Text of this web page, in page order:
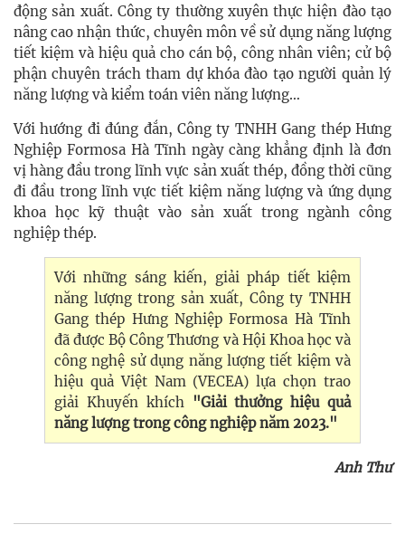
động sản xuất. Công ty thường xuyên thực hiện đào tạo
nâng cao nhận thức, chuyên môn về sử dụng năng lượng
tiết kiệm và hiệu quả cho cán bộ, công nhân viên; cử bộ
phận chuyên trách tham dự khóa đào tạo người quản lý
năng lượng và kiểm toán viên năng lượng…
Với hướng đi đúng đắn, Công ty TNHH Gang thép Hưng
Nghiệp Formosa Hà Tĩnh ngày càng khẳng định là đơn
vị hàng đầu trong lĩnh vực sản xuất thép, đồng thời cũng
đi đầu trong lĩnh vực tiết kiệm năng lượng và ứng dụng
khoa học kỹ thuật vào sản xuất trong ngành công
nghiệp thép.
Với những sáng kiến, giải pháp tiết kiệm
năng lượng trong sản xuất, Công ty TNHH
Gang thép Hưng Nghiệp Formosa Hà Tĩnh
đã được Bộ Công Thương và Hội Khoa học và
công nghệ sử dụng năng lượng tiết kiệm và
hiệu quả Việt Nam (VECEA) lựa chọn trao
giải Khuyến khích
"Giải thưởng hiệu quả
năng lượng trong công nghiệp năm 2023."
Anh Thư